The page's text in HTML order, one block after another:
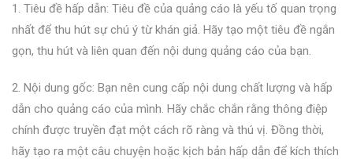
1. Tiêu đề hấp dẫn: Tiêu đề của quảng cáo là yếu tố quan trọng
nhất để thu hút sự chú ý từ khán giả. Hãy tạo một tiêu đề ngắn
gọn, thu hút và liên quan đến nội dung quảng cáo của bạn.
2. Nội dung gốc: Bạn nên cung cấp nội dung chất lượng và hấp
dẫn cho quảng cáo của mình. Hãy chắc chắn rằng thông điệp
chính được truyền đạt một cách rõ ràng và thú vị. Đồng thời,
hãy tạo ra một câu chuyện hoặc kịch bản hấp dẫn để kích thích